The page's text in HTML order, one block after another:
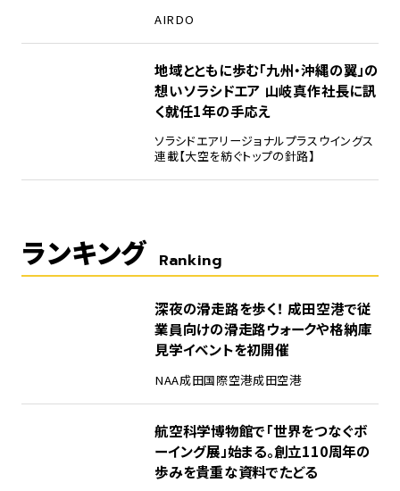
AIRDO
地域とともに歩む「九州・沖縄の翼」の
想い――ソラシドエア 山岐真作社長に訊
く就任1年の手応え
ソラシドエアリージョナルプラスウイングス
連載【大空を紡ぐトップの針路】
ランキング Ranking
深夜の滑走路を歩く！ 成田空港で従
業員向けの滑走路ウォークや格納庫
見学イベントを初開催
NAA成田国際空港成田空港
航空科学博物館で「世界をつなぐボ
ーイング展」始まる。創立110周年の
歩みを貴重な資料でたどる